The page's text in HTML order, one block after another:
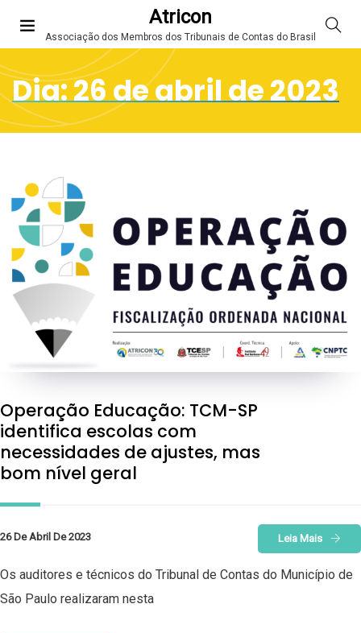
Atricon
Associação dos Membros dos Tribunais de Contas do Brasil
Dia:26 de abril de 2023
Operação Educação: TCM-SP
identifica escolas com
necessidades de ajustes, mas
bom nível geral
26 De Abril De 2023 Leia Mais
Os auditores e técnicos do Tribunal de Contas do Município de
São Paulo realizaram nesta